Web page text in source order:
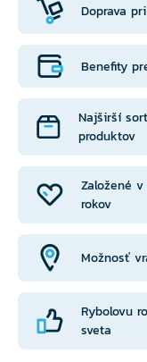
Doprava
Založené
rokov
Benefity
Možnosť
Najširší
produktov
Rybolovu
sveta